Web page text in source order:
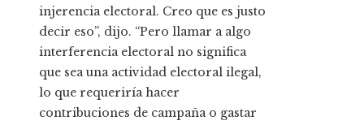
injerencia electoral. Creo que es justo
decir eso”, dijo. “Pero llamar a algo
interferencia electoral no significa
que sea una actividad electoral ilegal,
lo que requeriría hacer
contribuciones de campaña o gastar